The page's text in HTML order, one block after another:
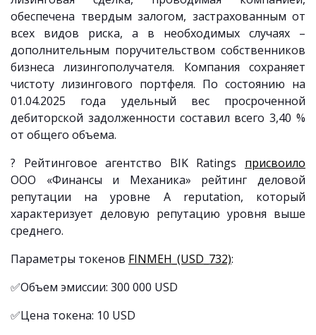
обеспечена твердым залогом, застрахованным от
всех видов риска, а в необходимых случаях –
дополнительным поручительством собственников
бизнеса лизингополучателя. Компания сохраняет
чистоту лизингового портфеля. По состоянию на
01.04.2025 года удельный вес просроченной
дебиторской задолженности составил всего 3,40 %
от общего объема.
? Рейтинговое агентство BIK Ratings присвоило
ООО «Финансы и Механика» рейтинг деловой
репутации на уровне A reputation, который
характеризует деловую репутацию уровня выше
среднего.
Параметры токенов FINMEH_(USD_732):
✅Объем эмиссии: 300 000 USD
✅Цена токена: 10 USD